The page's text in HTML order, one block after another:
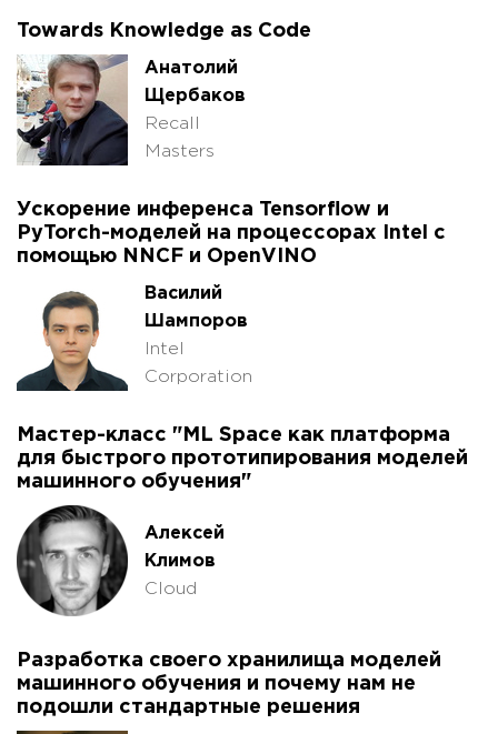
Towards Knowledge as Code
Анатолий
Щербаков
Recall
Masters
Ускорение инференса Tensorflow и
PyTorch-моделей на процессорах Intel с
помощью NNCF и OpenVINO
Василий
Шампоров
Intel
Corporation
Мастер-класс "ML Space как платформа
для быстрого прототипирования моделей
машинного обучения"
Алексей
Климов
Cloud
Разработка своего хранилища моделей
машинного обучения и почему нам не
подошли стандартные решения